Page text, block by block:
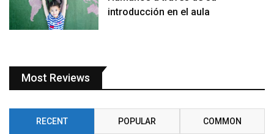
introducción en el aula
Most Reviews
RECENT POPULAR COMMON